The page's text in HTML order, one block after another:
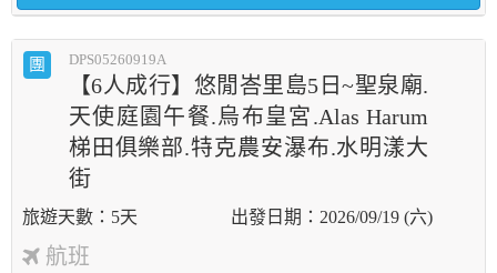
團 DPS05260919A
【6人成行】悠閒峇里島5日~聖泉廟.
天使庭園午餐.烏布皇宮.Alas Harum
梯田俱樂部.特克農安瀑布.水明漾大
街
5天 2026/09/19 (六)
航班